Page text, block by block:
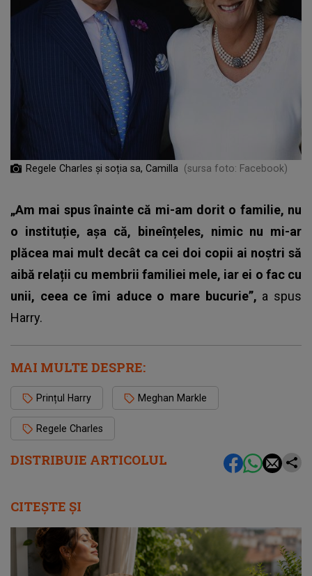
DISTRIBUIE ARTICOLUL
Regele Charles și soția sa, Camilla (sursa foto: Facebook)
„Am mai spus înainte că mi-am dorit o familie, nu
o instituție, așa că, bineînțeles, nimic nu mi-ar
plăcea mai mult decât ca cei doi copii ai noștri să
aibă relații cu membrii familiei mele, iar ei o fac cu
unii, ceea ce îmi aduce o mare bucurie”, a spus
Harry.
MAI MULTE DESPRE:
Prințul Harry Meghan Markle
Regele Charles
CITEȘTE ȘI